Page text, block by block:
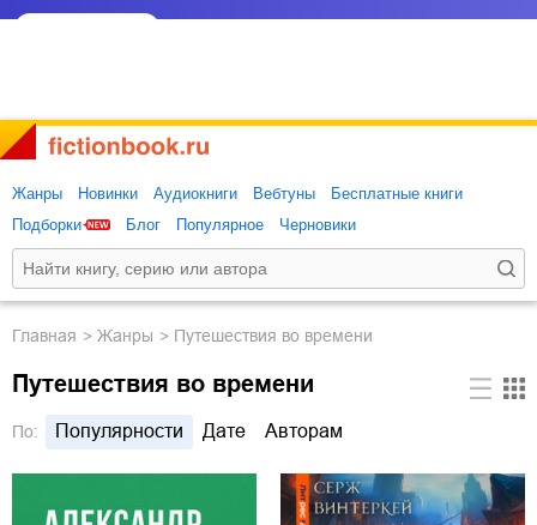
Жанры Новинки Аудиокниги Вебтуны
Бесплатные книги
Подборки
Блог Популярное Черновики
Главная Жанры Путешествия во времени
Путешествия во времени
По: Популярности Дате Авторам